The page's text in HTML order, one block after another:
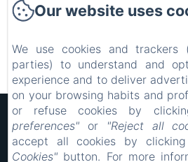
Rezerviraj
Hôtel Rocade
Pravne
18 IMPASSE LAVOISIER,
Our website uses
We use cookies and trackers
parties) to understand and
experience and to deliver
on your browsing habits and
or refuse cookies by
preferences" or "Reject all
accept all cookies by
Cookies" button. For more